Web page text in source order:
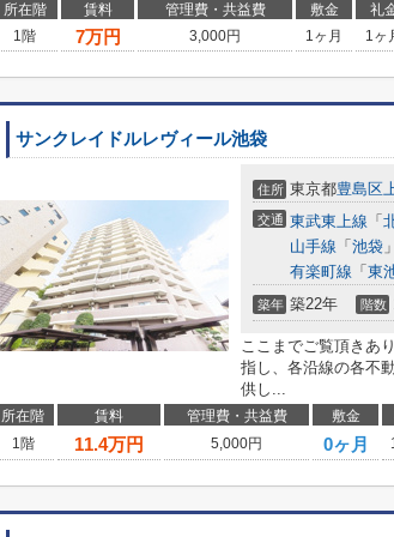
所在階 賃料 管理費・共益費 敷金 礼
1階
7万円 3,000円 1ヶ月 1ヶ
サンクレイドルレヴィール池袋
住所 東京都豊島区
交通 東武東上線 「
山手線 「 池袋
有楽町線 「 東
築年 築22年 階数
ここまでご覧頂きあ
指し、各沿線の各不
供し...
所在階 賃料 管理費・共益費 敷金
1階
11.4万円 5,000円 0ヶ月